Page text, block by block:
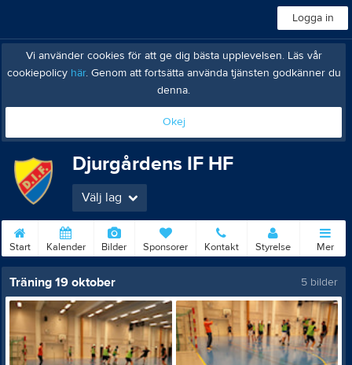
Logga in
Vi använder cookies för att ge dig bästa upplevelsen. Läs vår
cookiepolicy här. Genom att fortsätta använda tjänsten godkänner du
denna.
Okej
Djurgårdens IF HF
Välj lag
Start Kalender Bilder Sponsorer Kontakt Styrelse Mer
Träning 19 oktober 5 bilder